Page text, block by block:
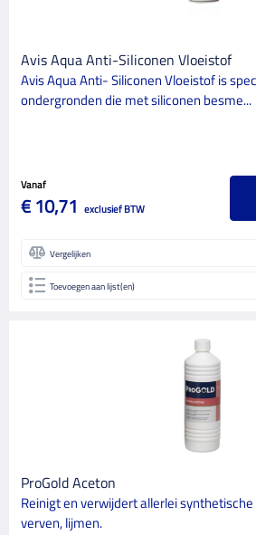
CATEGORIE
Schildersbenodigdheden
GLANSGRAAD
Avis Aqua Anti-Siliconen Vloeistof
Avis Aqua Anti- Siliconen Vloeistof is
ondergronden die met siliconen besme...
Vanaf
€ 10,71 exclusief BTW
Vergelijken
Toevoegen aan lijst(en)
ProGold Aceton
Reinigt en verwijdert allerlei
verven, lijmen.